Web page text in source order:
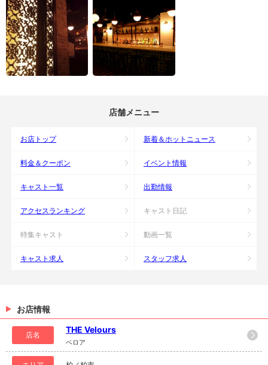
店舗メニュー
お店トップ 新着＆ホットニュース
料金＆クーポン イベント情報
キャスト一覧 出勤情報
アクセスランキング キャスト日記
特集キャスト 動画一覧
キャスト求人 スタッフ求人
お店情報
店名
THE Velours
ベロア